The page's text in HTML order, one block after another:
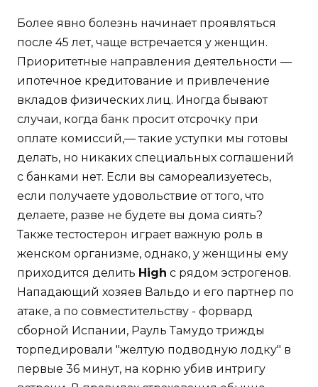
Более явно болезнь начинает проявляться
после 45 лет, чаще встречается у женщин.
Приоритетные направления деятельности —
ипотечное кредитование и привлечение
вкладов физических лиц. Иногда бывают
случаи, когда банк просит отсрочку при
оплате комиссий,— такие уступки мы готовы
делать, но никаких специальных соглашений
с банками нет. Если вы самореализуетесь,
если получаете удовольствие от того, что
делаете, разве не будете вы дома сиять?
Также тестостерон играет важную роль в
женском организме, однако, у женщины ему
приходится делить High с рядом эстрогенов.
Нападающий хозяев Вальдо и его партнер по
атаке, а по совместительству - форвард
сборной Испании, Рауль Тамудо трижды
торпедировали "желтую подводную лодку" в
первые 36 минут, на корню убив интригу